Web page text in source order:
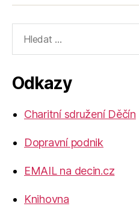
vyhledávání:
Odkazy
Charitní sdružení Děčín
Dopravní podnik
EMAIL na decin.cz
Knihovna